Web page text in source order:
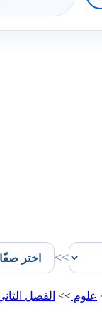
>>
علوم >> الفصل